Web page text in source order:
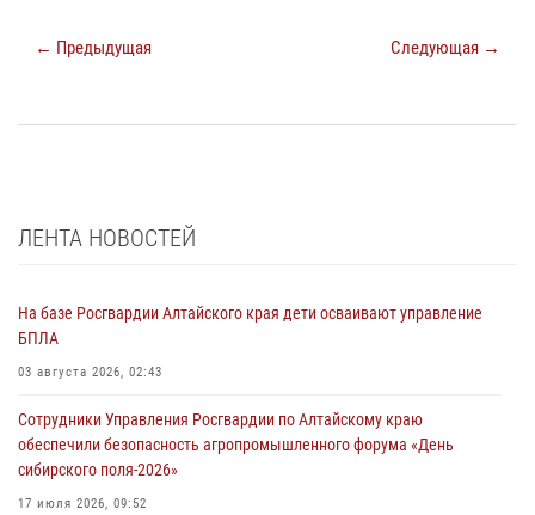
← Предыдущая Следующая →
ЛЕНТА НОВОСТЕЙ
На базе Росгвардии Алтайского края дети осваивают управление
БПЛА
03 августа 2026, 02:43
Сотрудники Управления Росгвардии по Алтайскому краю
обеспечили безопасность агропромышленного форума «День
сибирского поля-2026»
17 июля 2026, 09:52